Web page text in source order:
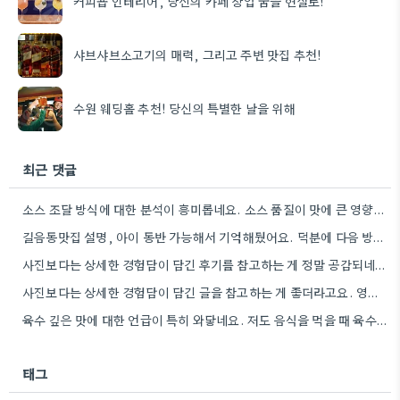
샤브샤브소고기의 매력, 그리고 주변 맛집 추천!
수원 웨딩홀 추천! 당신의 특별한 날을 위해
최근 댓글
소스 조달 방식에 대한 분석이 흥미롭네요. 소스 품질이 맛에 큰 영향을 주니까, 브랜드 선택할 때…
길음동맛집 설명, 아이 동반 가능해서 기억해뒀어요. 덕분에 다음 방문할 때 훨씬 수월할 것 같아요.
사진보다는 상세한 경험담이 담긴 후기를 참고하는 게 정말 공감되네요. 특히 어떤 점이 좋았고 아쉬웠는지 구체적으로…
사진보다는 상세한 경험담이 담긴 글을 참고하는 게 좋더라고요. 영화 상영회 경험이 기억에 남는다는 점이 흥미롭네요.
육수 깊은 맛에 대한 언급이 특히 와닿네요. 저도 음식을 먹을 때 육수의 깊은 맛을 중요하게…
태그